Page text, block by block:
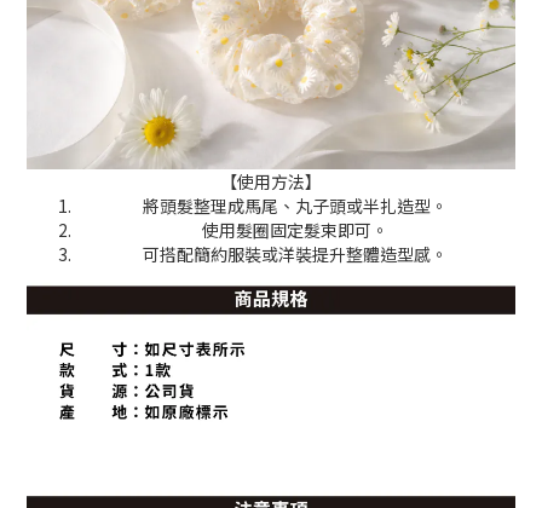
【使用方法】
將頭髮整理成馬尾、丸子頭或半扎造型。
使用髮圈固定髮束即可。
可搭配簡約服裝或洋裝提升整體造型感。